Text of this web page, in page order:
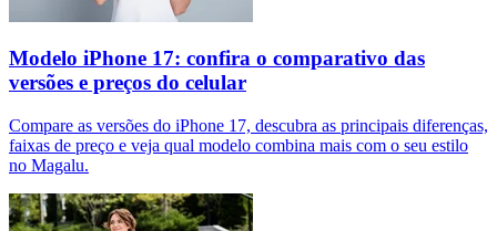
Modelo iPhone 17: confira o comparativo das
versões e preços do celular
Compare as versões do iPhone 17, descubra as principais diferenças,
faixas de preço e veja qual modelo combina mais com o seu estilo
no Magalu.